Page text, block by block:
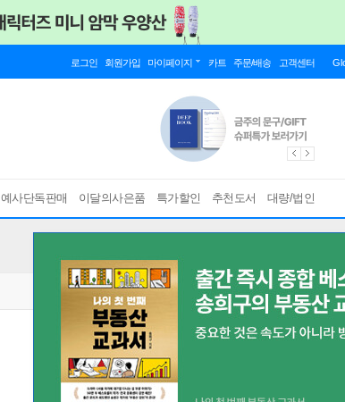
로그인 회원가입 마이페이지 카트 주문/배송 고객센터
예사단독판매 이달의사은품 특가할인 추천도서 대량/법인